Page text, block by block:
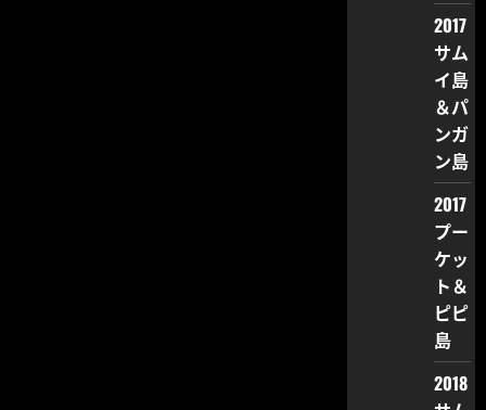
2017
サム
イ島
＆パ
ンガ
ン島
2017
プー
ケッ
ト＆
ピピ
島
2018